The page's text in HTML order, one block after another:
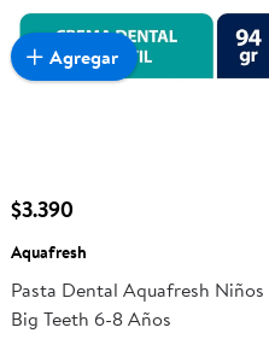
$3.390
Aquafresh
Pasta Dental Aquafresh Niños
Big Teeth 6-8 Años
Agregar